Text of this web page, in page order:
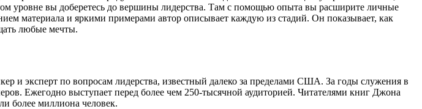
уровне вы доберетесь до вершины лидерства. Там с помощью опыта вы расширите личные
материала и яркими примерами автор описывает каждую из стадий. Он показывает, как
любые мечты.
и эксперт по вопросам лидерства, известный далеко за пределами США. За годы служения в
Ежегодно выступает перед более чем 250-тысячной аудиторией. Читателями книг Джона
более миллиона человек.